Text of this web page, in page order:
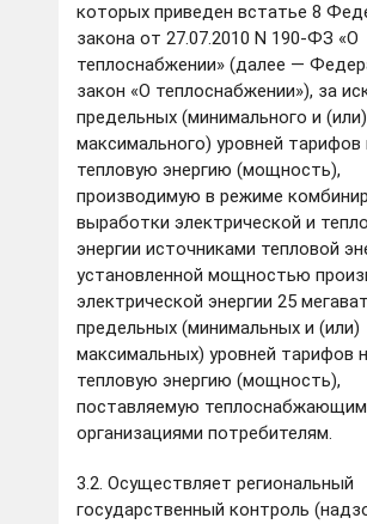
которых приведен встатье 8
закона от 27.07.2010 N 190-ФЗ «О
теплоснабжении» (далее —
закон «О теплоснабжении»), за
предельных (минимального и (или)
максимального) уровней тарифов
тепловую энергию (мощность),
производимую в режиме
выработки электрической и
энергии источниками тепловой
установленной мощностью
электрической энергии 25
предельных (минимальных и (или)
максимальных) уровней тарифов
тепловую энергию (мощность),
поставляемую
организациями потребителям.
3.2. Осуществляет региональный
государственный контроль